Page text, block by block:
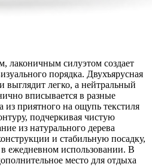
лаконичным силуэтом создает
порядка. Двухъярусная
легко, а нейтральный
вписывается в разные
из приятного на ощупь текстиля
подчеркивая чистую
из натурального дерева
и стабильную посадку,
ежедневном использовании. В
место для отдыха